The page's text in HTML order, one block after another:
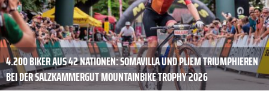
4.200 BIKER AUS 42 NATIONEN: SOMAVILLA UND PLIEM TRIUMPHIEREN
BEI DER SALZKAMMERGUT MOUNTAINBIKE TROPHY 2026